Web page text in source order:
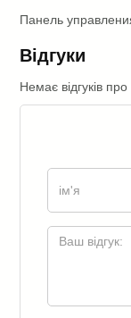
Панель
Відгуки
Немає відгуків